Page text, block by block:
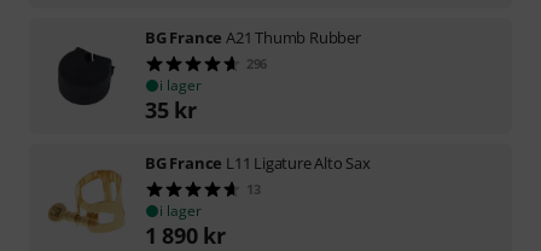
BG France A21 Thumb Rubber
296
i lager
35 kr
BG France L11 Ligature Alto Sax
13
i lager
1 890 kr